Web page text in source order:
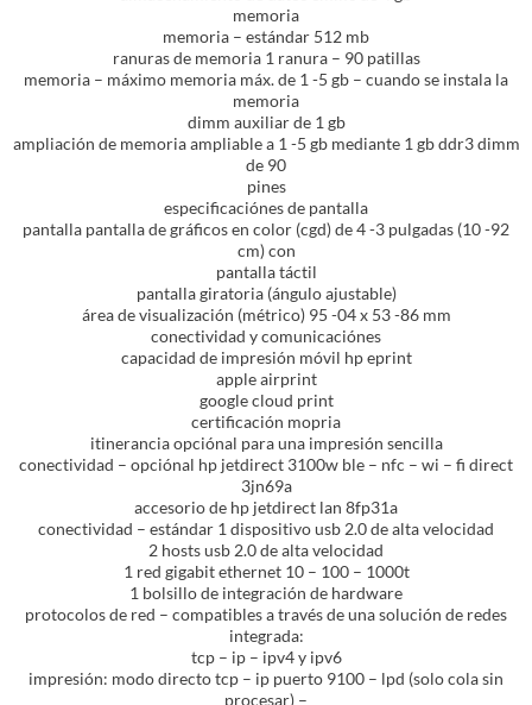
memoria
memoria – estándar 512 mb
ranuras de memoria 1 ranura – 90 patillas
memoria – máximo memoria máx. de 1 -5 gb – cuando se instala la
memoria
dimm auxiliar de 1 gb
ampliación de memoria ampliable a 1 -5 gb mediante 1 gb ddr3 dimm
de 90
pines
especificaciónes de pantalla
pantalla pantalla de gráficos en color (cgd) de 4 -3 pulgadas (10 -92
cm) con
pantalla táctil
pantalla giratoria (ángulo ajustable)
área de visualización (métrico) 95 -04 x 53 -86 mm
conectividad y comunicaciónes
capacidad de impresión móvil hp eprint
apple airprint
google cloud print
certificación mopria
itinerancia opciónal para una impresión sencilla
conectividad – opciónal hp jetdirect 3100w ble – nfc – wi – fi direct
3jn69a
accesorio de hp jetdirect lan 8fp31a
conectividad – estándar 1 dispositivo usb 2.0 de alta velocidad
2 hosts usb 2.0 de alta velocidad
1 red gigabit ethernet 10 – 100 – 1000t
1 bolsillo de integración de hardware
protocolos de red – compatibles a través de una solución de redes
integrada:
tcp – ip – ipv4 y ipv6
impresión: modo directo tcp – ip puerto 9100 – lpd (solo cola sin
procesar) –